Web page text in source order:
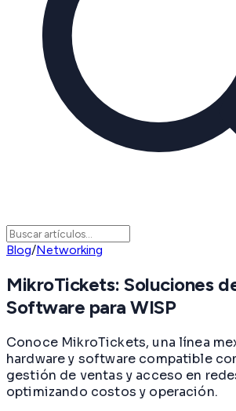
Blog/Networking
MikroTickets: Soluciones
Software para WISP
Conoce MikroTickets, una línea
hardware y software compatible
gestión de ventas y acceso en
optimizando costos y operación.